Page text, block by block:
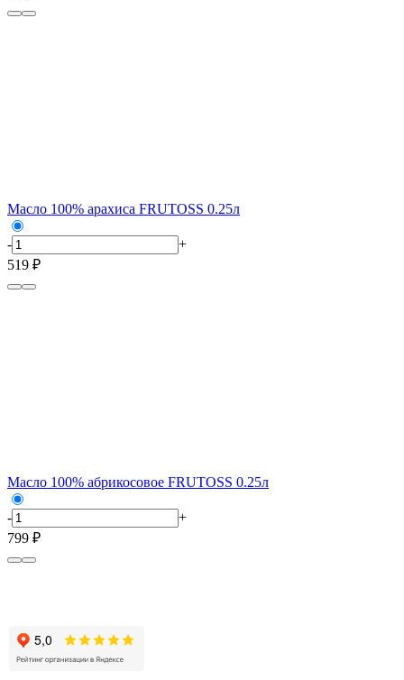
Масло 100% арахиса FRUTOSS 0.25л
-
+
519 ₽
Масло 100% абрикосовое FRUTOSS 0.25л
-
+
799 ₽